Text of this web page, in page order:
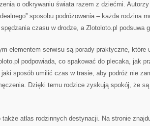
o odkrywaniu świata razem z dziećmi.
sposobu podróżowania – każda rodzina
spędzania czasu w drodze, a Zlotoloto.pl podsuwa
elementem serwisu są porady praktyczne, które
podpowiada, co spakować do plecaka, jak
sposób umilić czas w trasie, aby podróż nie
Dzięki temu rodzice zyskują spokój, że
także atlas rodzinnych destynacji. Na stronie